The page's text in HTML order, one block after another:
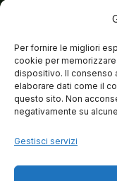
Per fornire le migliori
cookie per
dispositivo. Il consenso
elaborare dati come il
questo sito. Non
negativamente su
Gestisci servizi